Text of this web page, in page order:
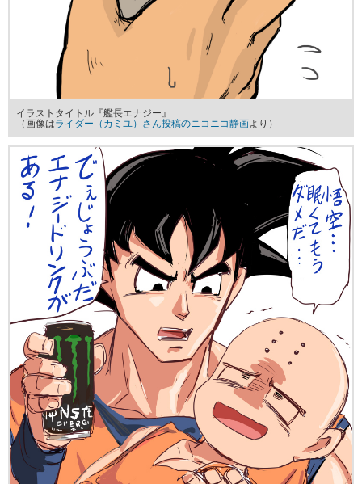
イラストタイトル『艦長エナジー』
（画像はライダー（カミユ）さん投稿のニコニコ静画より）